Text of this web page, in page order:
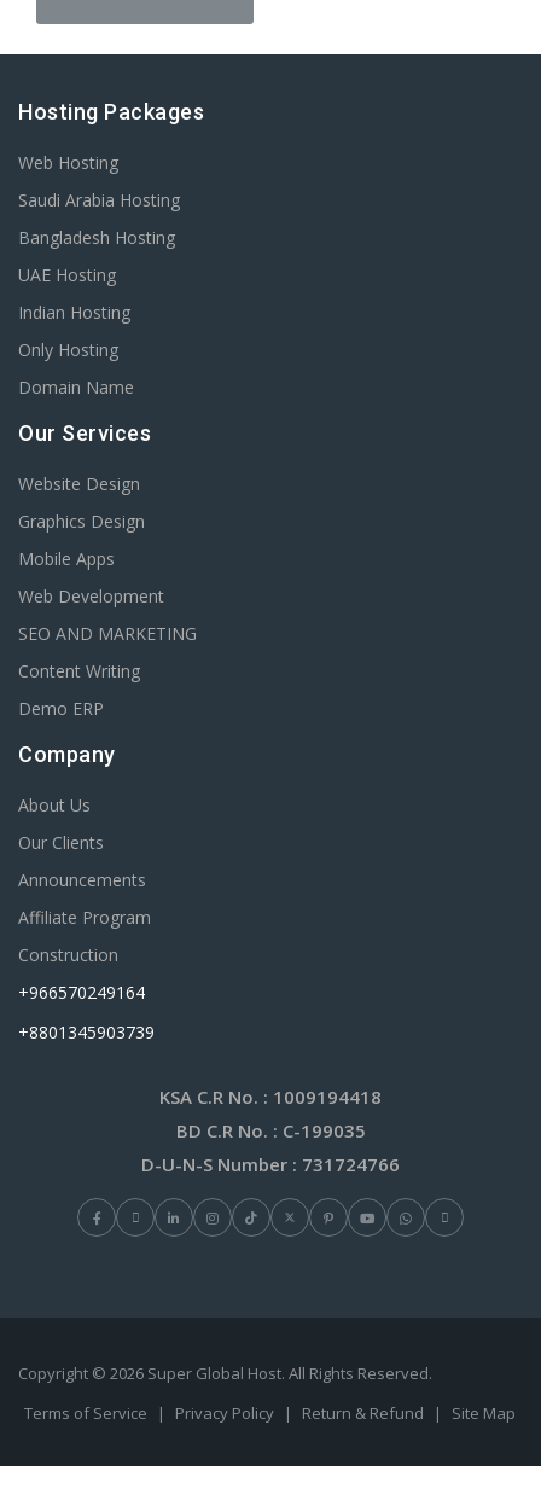
Hosting Packages
Web Hosting
Saudi Arabia Hosting
Bangladesh Hosting
UAE Hosting
Indian Hosting
Only Hosting
Domain Name
Our Services
Website Design
Graphics Design
Mobile Apps
Web Development
SEO AND MARKETING
Content Writing
Demo ERP
Company
About Us
Our Clients
Announcements
Affiliate Program
Construction
+966570249164
+8801345903739
KSA C.R No. : 1009194418
BD C.R No. : C-199035
D-U-N-S Number : 731724766
Copyright © 2026 Super Global Host. All Rights Reserved.
Terms of Service
| Privacy Policy | Return & Refund | Site Map